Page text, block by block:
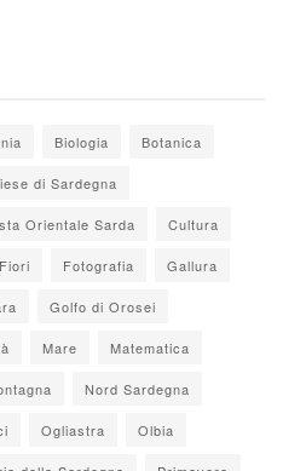
Biologia Botanica
di Sardegna
Orientale Sarda Cultura
Fiori Fotografia Gallura
Golfo di Orosei
Mare Matematica
Nord Sardegna
Ogliastra Olbia